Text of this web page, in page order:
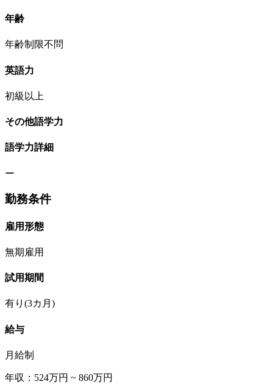
年齢
年齢制限不問
英語力
初級以上
その他語学力
語学力詳細
ー
勤務条件
雇用形態
無期雇用
試用期間
有り(3カ月)
給与
月給制
年収：524万円 ~ 860万円